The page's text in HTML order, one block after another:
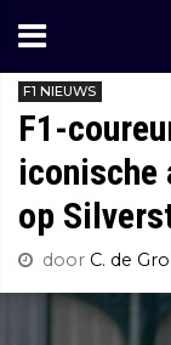
F1 NIEUWS
F1-
iconische
op
door C. de